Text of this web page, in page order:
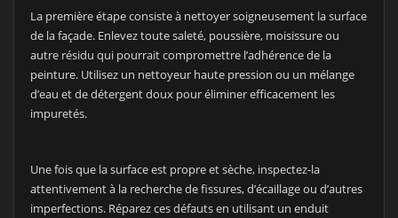
La première étape consiste à nettoyer soigneusement la surface
de la façade. Enlevez toute saleté, poussière, moisissure ou
autre résidu qui pourrait compromettre l’adhérence de la
peinture. Utilisez un nettoyeur haute pression ou un mélange
d’eau et de détergent doux pour éliminer efficacement les
impuretés.
Une fois que la surface est propre et sèche, inspectez-la
attentivement à la recherche de fissures, d’écaillage ou d’autres
imperfections. Réparez ces défauts en utilisant un enduit